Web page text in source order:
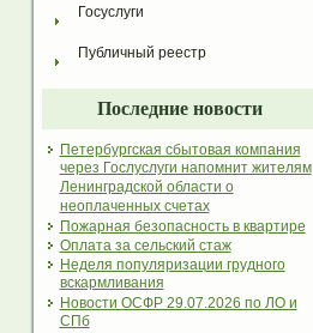
Госуслуги
Публичный реестр
Последние новости
Петербургская сбытовая компания
через Гослуслуги напомнит жителям
Ленинградской области о
неоплаченных счетах
Пожарная безопасность в квартире
Оплата за сельский стаж
Неделя популяризации грудного
вскармливания
Новости ОСФР 29.07.2026 по ЛО и
СПб